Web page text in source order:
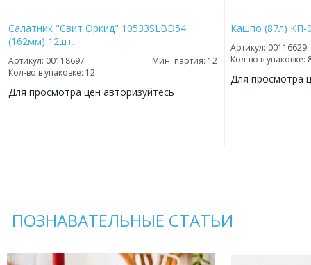
Салатник "Свит Оркид" 10533SLBD54
(162мм) 12шт.
Артикул: 00118697
Мин. партия: 12
Кол-во в упаковке: 12
Для просмотра цен авторизуйтесь
Кашпо (87л) КП-
Артикул: 00116629
Кол-во в упаковке:
Для просмотра
ПОЗНАВАТЕЛЬНЫЕ СТАТЬИ